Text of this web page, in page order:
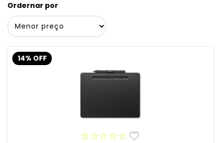
Ordernar por
14% OFF